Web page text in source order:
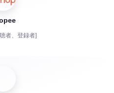
者、登録者]